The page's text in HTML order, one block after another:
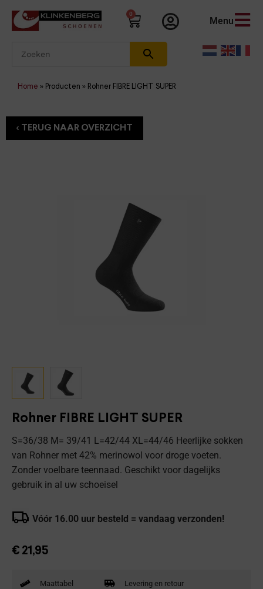
0
Menu
Home » Producten » Rohner FIBRE LIGHT SUPER
Rohner FIBRE LIGHT SUPER
S=36/38 M= 39/41 L=42/44 XL=44/46 Heerlijke sokken
van Rohner met 42% merinowol voor droge voeten.
Zonder voelbare teennaad. Geschikt voor dagelijks
gebruik in al uw schoeisel
Vóór 16.00 uur besteld = vandaag verzonden!
€ 21,95
Maattabel Levering en retour